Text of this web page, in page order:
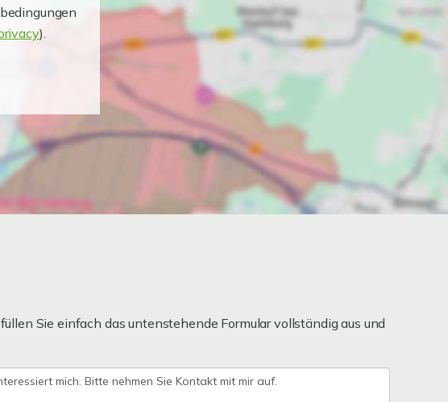
).
Sie einfach das untenstehende Formular vollständig aus und